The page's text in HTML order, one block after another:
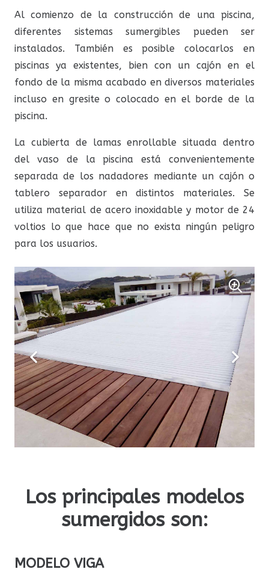
Al comienzo de la construcción de una piscina,
diferentes sistemas sumergibles pueden ser
instalados. También es posible colocarlos en
piscinas ya existentes, bien con un cajón en el
fondo de la misma acabado en diversos materiales
incluso en gresite o colocado en el borde de la
piscina.
La cubierta de lamas enrollable situada dentro
del vaso de la piscina está convenientemente
separada de los nadadores mediante un cajón o
tablero separador en distintos materiales. Se
utiliza material de acero inoxidable y motor de 24
voltios lo que hace que no exista ningún peligro
para los usuarios.
Los principales modelos
sumergidos son:
MODELO VIGA